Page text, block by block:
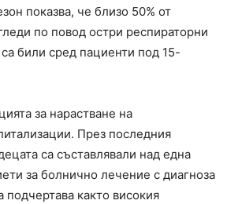
показва, че близо 50% от
по повод остри респираторни
били сред пациенти под 15-
за нарастване на
През последния
са съставлявали над една
за болнично лечение с диагноза
подчертава както високия